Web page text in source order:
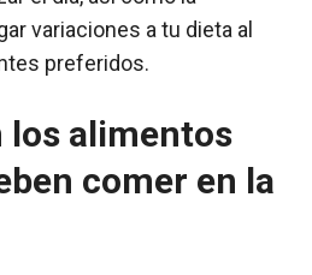
variaciones a tu dieta al
preferidos.
los alimentos
comer en la